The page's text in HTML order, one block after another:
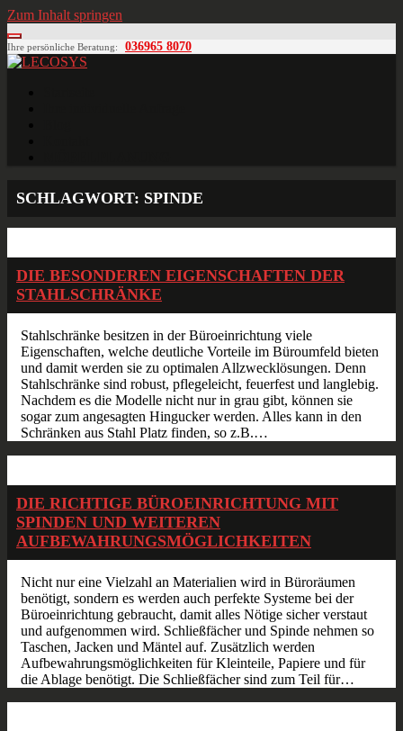
Zum Inhalt springen
Ihre persönliche Beratung: 036965 8070
SCHLAGWORT: SPINDE
DIE BESONDEREN EIGENSCHAFTEN DER
STAHLSCHRÄNKE
Stahlschränke besitzen in der Büroeinrichtung viele
Eigenschaften, welche deutliche Vorteile im Büroumfeld bieten
und damit werden sie zu optimalen Allzwecklösungen. Denn
Stahlschränke sind robust, pflegeleicht, feuerfest und langlebig.
Nachdem es die Modelle nicht nur in grau gibt, können sie
sogar zum angesagten Hingucker werden. Alles kann in den
Schränken aus Stahl Platz finden, so z.B.…
DIE RICHTIGE BÜROEINRICHTUNG MIT
SPINDEN UND WEITEREN
AUFBEWAHRUNGSMÖGLICHKEITEN
Nicht nur eine Vielzahl an Materialien wird in Büroräumen
benötigt, sondern es werden auch perfekte Systeme bei der
Büroeinrichtung gebraucht, damit alles Nötige sicher verstaut
und aufgenommen wird. Schließfächer und Spinde nehmen so
Taschen, Jacken und Mäntel auf. Zusätzlich werden
Aufbewahrungsmöglichkeiten für Kleinteile, Papiere und für
die Ablage benötigt. Die Schließfächer sind zum Teil für…